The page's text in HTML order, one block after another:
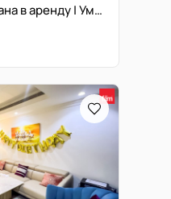
Высокий ROI | Сдана в аренду | Умная инвестиция | Вид на лагуну